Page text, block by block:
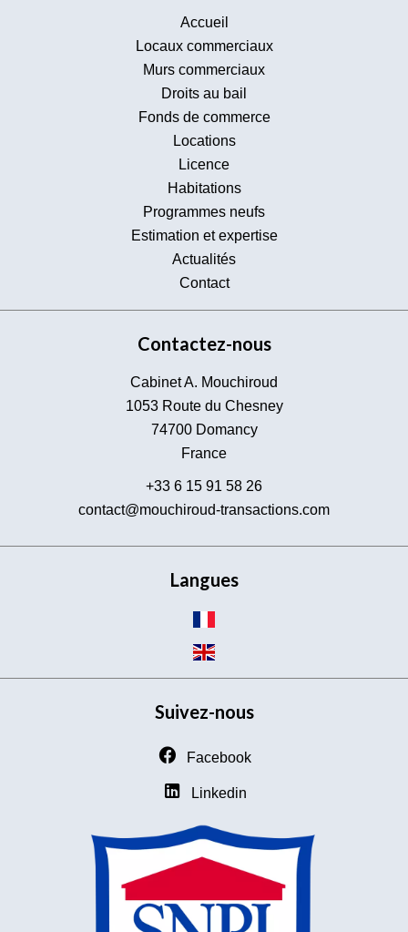
Accueil
Locaux commerciaux
Murs commerciaux
Droits au bail
Fonds de commerce
Locations
Licence
Habitations
Programmes neufs
Estimation et expertise
Actualités
Contact
Contactez-nous
Cabinet A. Mouchiroud
1053 Route du Chesney
74700Domancy
France
+33 6 15 91 58 26
contact@mouchiroud-transactions.com
Langues
Suivez-nous
Facebook
Linkedin